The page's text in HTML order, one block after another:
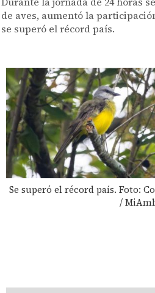
de aves, aumentó la
se superó el récord país.
Se superó el récord país. Foto:
/